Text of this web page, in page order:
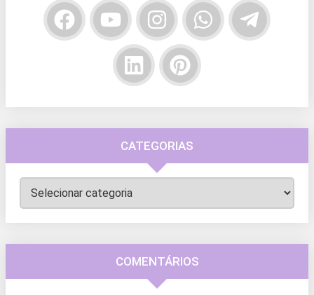
CATEGORIAS
Categorias
COMENTÁRIOS